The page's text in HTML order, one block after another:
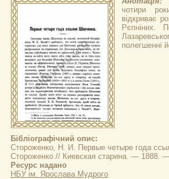
чотири
відкриває
Рєпніних.
полегшенні
Бібліографічний опис:
Стороженко, Н. И. Первые четыре года
Стороженко // Киевская старина. — 1888.
Ресурс надано
НБУ ім. Ярослава Мудрого